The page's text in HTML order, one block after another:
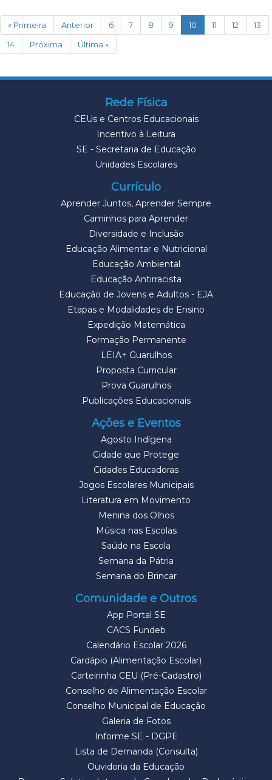
« Primeira Anterior 6 7 8 9 10 (current)
11 12
13
14
Próxima Última »
Rede Física
CEUs e Centros Educacionais
Incentivo à Leitura
SE - Secretaria de Educação
Unidades Escolares
Currículo
Aprender Juntos, Aprender Sempre
Caminhos para Aprender
Diversidade e Inclusão
Educação Alimentar e Nutricional
Educação Ambiental
Educação Antirracista
Educação de Jovens e Adultos - EJA
Etapas e Modalidades de Ensino
Expedição Matemática
Formação Permanente
LEIA+ Guarulhos
Proposta Curricular
Prova Guarulhos
Publicações Educacionais
Ações e Eventos
Agosto Indígena
Cidade que Protege
Cidades Educadoras
Jogos Escolares Municipais
Literatura em Movimento
Menina dos Olhos
Música nas Escolas
Saúde na Escola
Semana da Pátria
Semana do Brincar
Comunidade e Outros
App Portal SE
CACS Fundeb
Calendário Escolar 2026
Cardápio (Alimentação Escolar)
Carteirinha CEU (Pré-Cadastro)
Conselho de Alimentação Escolar
Conselho Municipal de Educação
Galeria de Fotos
Informe SE - DGPE
Lista de Demanda (Consulta)
Ouvidoria da Educação